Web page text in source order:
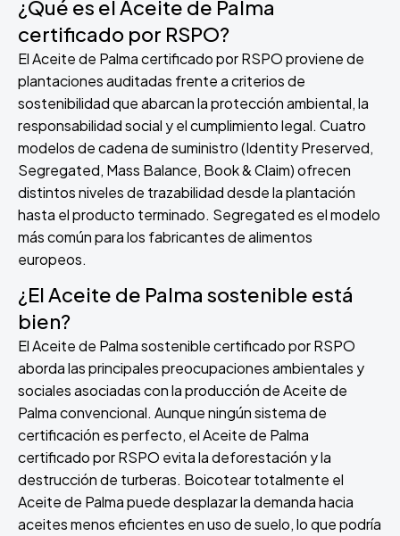
¿Qué es el Aceite de Palma
certificado por RSPO?
El Aceite de Palma certificado por RSPO proviene de
plantaciones auditadas frente a criterios de
sostenibilidad que abarcan la protección ambiental, la
responsabilidad social y el cumplimiento legal. Cuatro
modelos de cadena de suministro (Identity Preserved,
Segregated, Mass Balance, Book & Claim) ofrecen
distintos niveles de trazabilidad desde la plantación
hasta el producto terminado. Segregated es el modelo
más común para los fabricantes de alimentos
europeos.
¿El Aceite de Palma sostenible está
bien?
El Aceite de Palma sostenible certificado por RSPO
aborda las principales preocupaciones ambientales y
sociales asociadas con la producción de Aceite de
Palma convencional. Aunque ningún sistema de
certificación es perfecto, el Aceite de Palma
certificado por RSPO evita la deforestación y la
destrucción de turberas. Boicotear totalmente el
Aceite de Palma puede desplazar la demanda hacia
aceites menos eficientes en uso de suelo, lo que podría